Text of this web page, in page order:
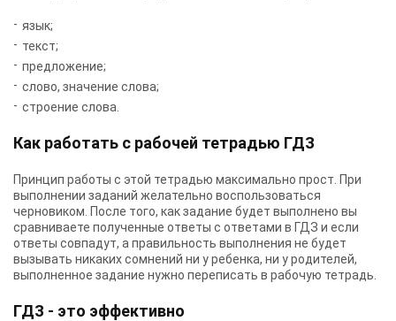
язык;
текст;
предложение;
слово, значение слова;
строение слова.
Как работать с рабочей тетрадью ГДЗ
Принцип работы с этой тетрадью максимально прост. При
выполнении заданий желательно воспользоваться
черновиком. После того, как задание будет выполнено вы
сравниваете полученные ответы с ответами в ГДЗ и если
ответы совпадут, а правильность выполнения не будет
вызывать никаких сомнений ни у ребенка, ни у родителей,
выполненное задание нужно переписать в рабочую тетрадь.
ГДЗ - это эффективно